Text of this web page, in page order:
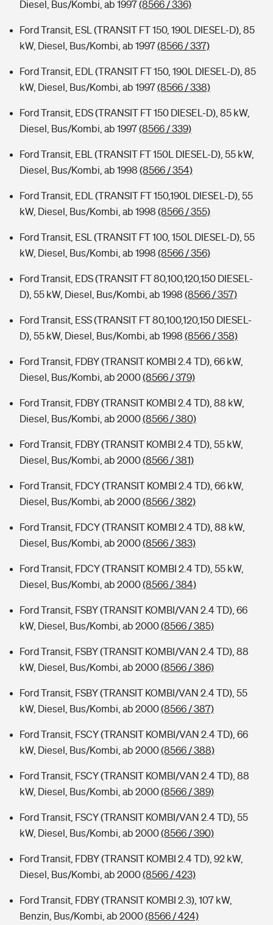
Diesel, Bus/Kombi, ab 1997(8566 / 336)
Ford Transit, ESL (TRANSIT FT 150, 190L DIESEL-D), 85
kW, Diesel, Bus/Kombi, ab 1997(8566 / 337)
Ford Transit, EDL (TRANSIT FT 150, 190L DIESEL-D), 85
kW, Diesel, Bus/Kombi, ab 1997(8566 / 338)
Ford Transit, EDS (TRANSIT FT 150 DIESEL-D), 85 kW,
Diesel, Bus/Kombi, ab 1997(8566 / 339)
Ford Transit, EBL (TRANSIT FT 150L DIESEL-D), 55 kW,
Diesel, Bus/Kombi, ab 1998 (8566 / 354)
Ford Transit, EDL (TRANSIT FT 150,190L DIESEL-D), 55
kW, Diesel, Bus/Kombi, ab 1998 (8566 / 355)
Ford Transit, ESL (TRANSIT FT 100, 150L DIESEL-D), 55
kW, Diesel, Bus/Kombi, ab 1998 (8566 / 356)
Ford Transit, EDS (TRANSIT FT 80,100,120,150 DIESEL-
D), 55 kW, Diesel, Bus/Kombi, ab 1998 (8566 / 357)
Ford Transit, ESS (TRANSIT FT 80,100,120,150 DIESEL-
D), 55 kW, Diesel, Bus/Kombi, ab 1998 (8566 / 358)
Ford Transit, FDBY (TRANSIT KOMBI 2.4 TD), 66 kW,
Diesel, Bus/Kombi, ab 2000(8566 / 379)
Ford Transit, FDBY (TRANSIT KOMBI 2.4 TD), 88 kW,
Diesel, Bus/Kombi, ab 2000(8566 / 380)
Ford Transit, FDBY (TRANSIT KOMBI 2.4 TD), 55 kW,
Diesel, Bus/Kombi, ab 2000(8566 / 381)
Ford Transit, FDCY (TRANSIT KOMBI 2.4 TD), 66 kW,
Diesel, Bus/Kombi, ab 2000(8566 / 382)
Ford Transit, FDCY (TRANSIT KOMBI 2.4 TD), 88 kW,
Diesel, Bus/Kombi, ab 2000(8566 / 383)
Ford Transit, FDCY (TRANSIT KOMBI 2.4 TD), 55 kW,
Diesel, Bus/Kombi, ab 2000(8566 / 384)
Ford Transit, FSBY (TRANSIT KOMBI/VAN 2.4 TD), 66
kW, Diesel, Bus/Kombi, ab 2000(8566 / 385)
Ford Transit, FSBY (TRANSIT KOMBI/VAN 2.4 TD), 88
kW, Diesel, Bus/Kombi, ab 2000(8566 / 386)
Ford Transit, FSBY (TRANSIT KOMBI/VAN 2.4 TD), 55
kW, Diesel, Bus/Kombi, ab 2000(8566 / 387)
Ford Transit, FSCY (TRANSIT KOMBI/VAN 2.4 TD), 66
kW, Diesel, Bus/Kombi, ab 2000(8566 / 388)
Ford Transit, FSCY (TRANSIT KOMBI/VAN 2.4 TD), 88
kW, Diesel, Bus/Kombi, ab 2000(8566 / 389)
Ford Transit, FSCY (TRANSIT KOMBI/VAN 2.4 TD), 55
kW, Diesel, Bus/Kombi, ab 2000(8566 / 390)
Ford Transit, FDBY (TRANSIT KOMBI 2.4 TD), 92 kW,
Diesel, Bus/Kombi, ab 2000(8566 / 423)
Ford Transit, FDBY (TRANSIT KOMBI 2.3), 107 kW,
Benzin, Bus/Kombi, ab 2000(8566 / 424)